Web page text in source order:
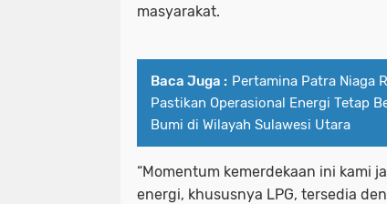
masyarakat.
Baca Juga : Pertamina Patra Niaga
Pastikan Operasional Energi Tetap
Bumi di Wilayah Sulawesi Utara
“Momentum kemerdekaan ini kami
energi, khususnya LPG, tersedia